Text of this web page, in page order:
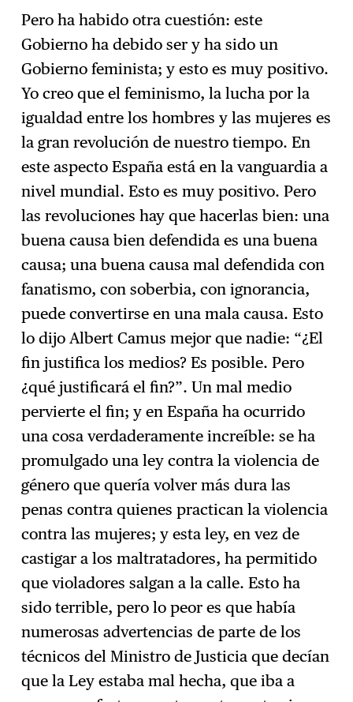
Pero ha habido otra cuestión: este
Gobierno ha debido ser y ha sido un
Gobierno feminista; y esto es muy positivo.
Yo creo que el feminismo, la lucha por la
igualdad entre los hombres y las mujeres es
la gran revolución de nuestro tiempo. En
este aspecto España está en la vanguardia a
nivel mundial. Esto es muy positivo. Pero
las revoluciones hay que hacerlas bien: una
buena causa bien defendida es una buena
causa; una buena causa mal defendida con
fanatismo, con soberbia, con ignorancia,
puede convertirse en una mala causa. Esto
lo dijo Albert Camus mejor que nadie: “¿El
fin justifica los medios? Es posible. Pero
¿qué justificará el fin?”. Un mal medio
pervierte el fin; y en España ha ocurrido
una cosa verdaderamente increíble: se ha
promulgado una ley contra la violencia de
género que quería volver más dura las
penas contra quienes practican la violencia
contra las mujeres; y esta ley, en vez de
castigar a los maltratadores, ha permitido
que violadores salgan a la calle. Esto ha
sido terrible, pero lo peor es que había
numerosas advertencias de parte de los
técnicos del Ministro de Justicia que decían
que la Ley estaba mal hecha, que iba a